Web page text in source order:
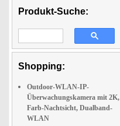
Produkt-Suche:
Shopping:
Outdoor-WLAN-IP-
Überwachungskamera mit 2K,
Farb-Nachtsicht, Dualband-
WLAN